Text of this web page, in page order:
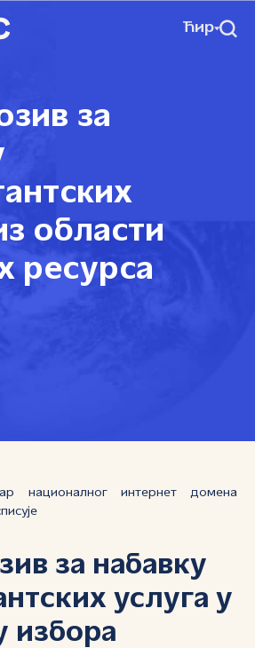
Ћир
за
области
ресурса
националног интернет домена
за набавку
услуга у
избора